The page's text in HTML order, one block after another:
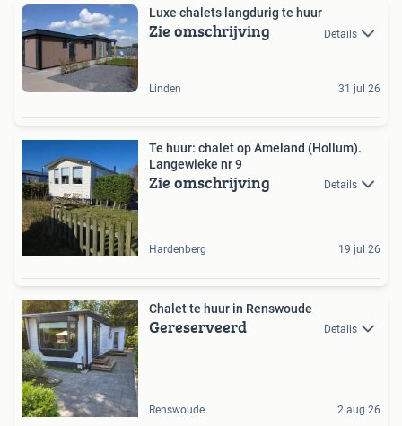
Luxe chalets langdurig te huur
Zie omschrijving Details
Linden 31 jul 26
Te huur: chalet op Ameland (Hollum).
Langewieke nr 9
Zie omschrijving Details
Hardenberg 19 jul 26
Chalet te huur in Renswoude
Gereserveerd Details
Renswoude 2 aug 26